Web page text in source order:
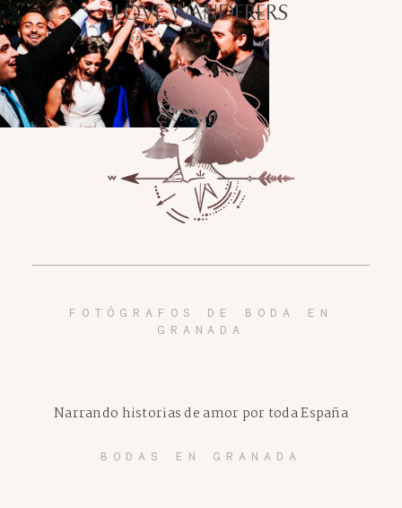
LOVE WANDERERS
FOTÓGRAFOS DE BODA EN
GRANADA
BODAS EN GRANADA
Narrando historias de amor por toda España